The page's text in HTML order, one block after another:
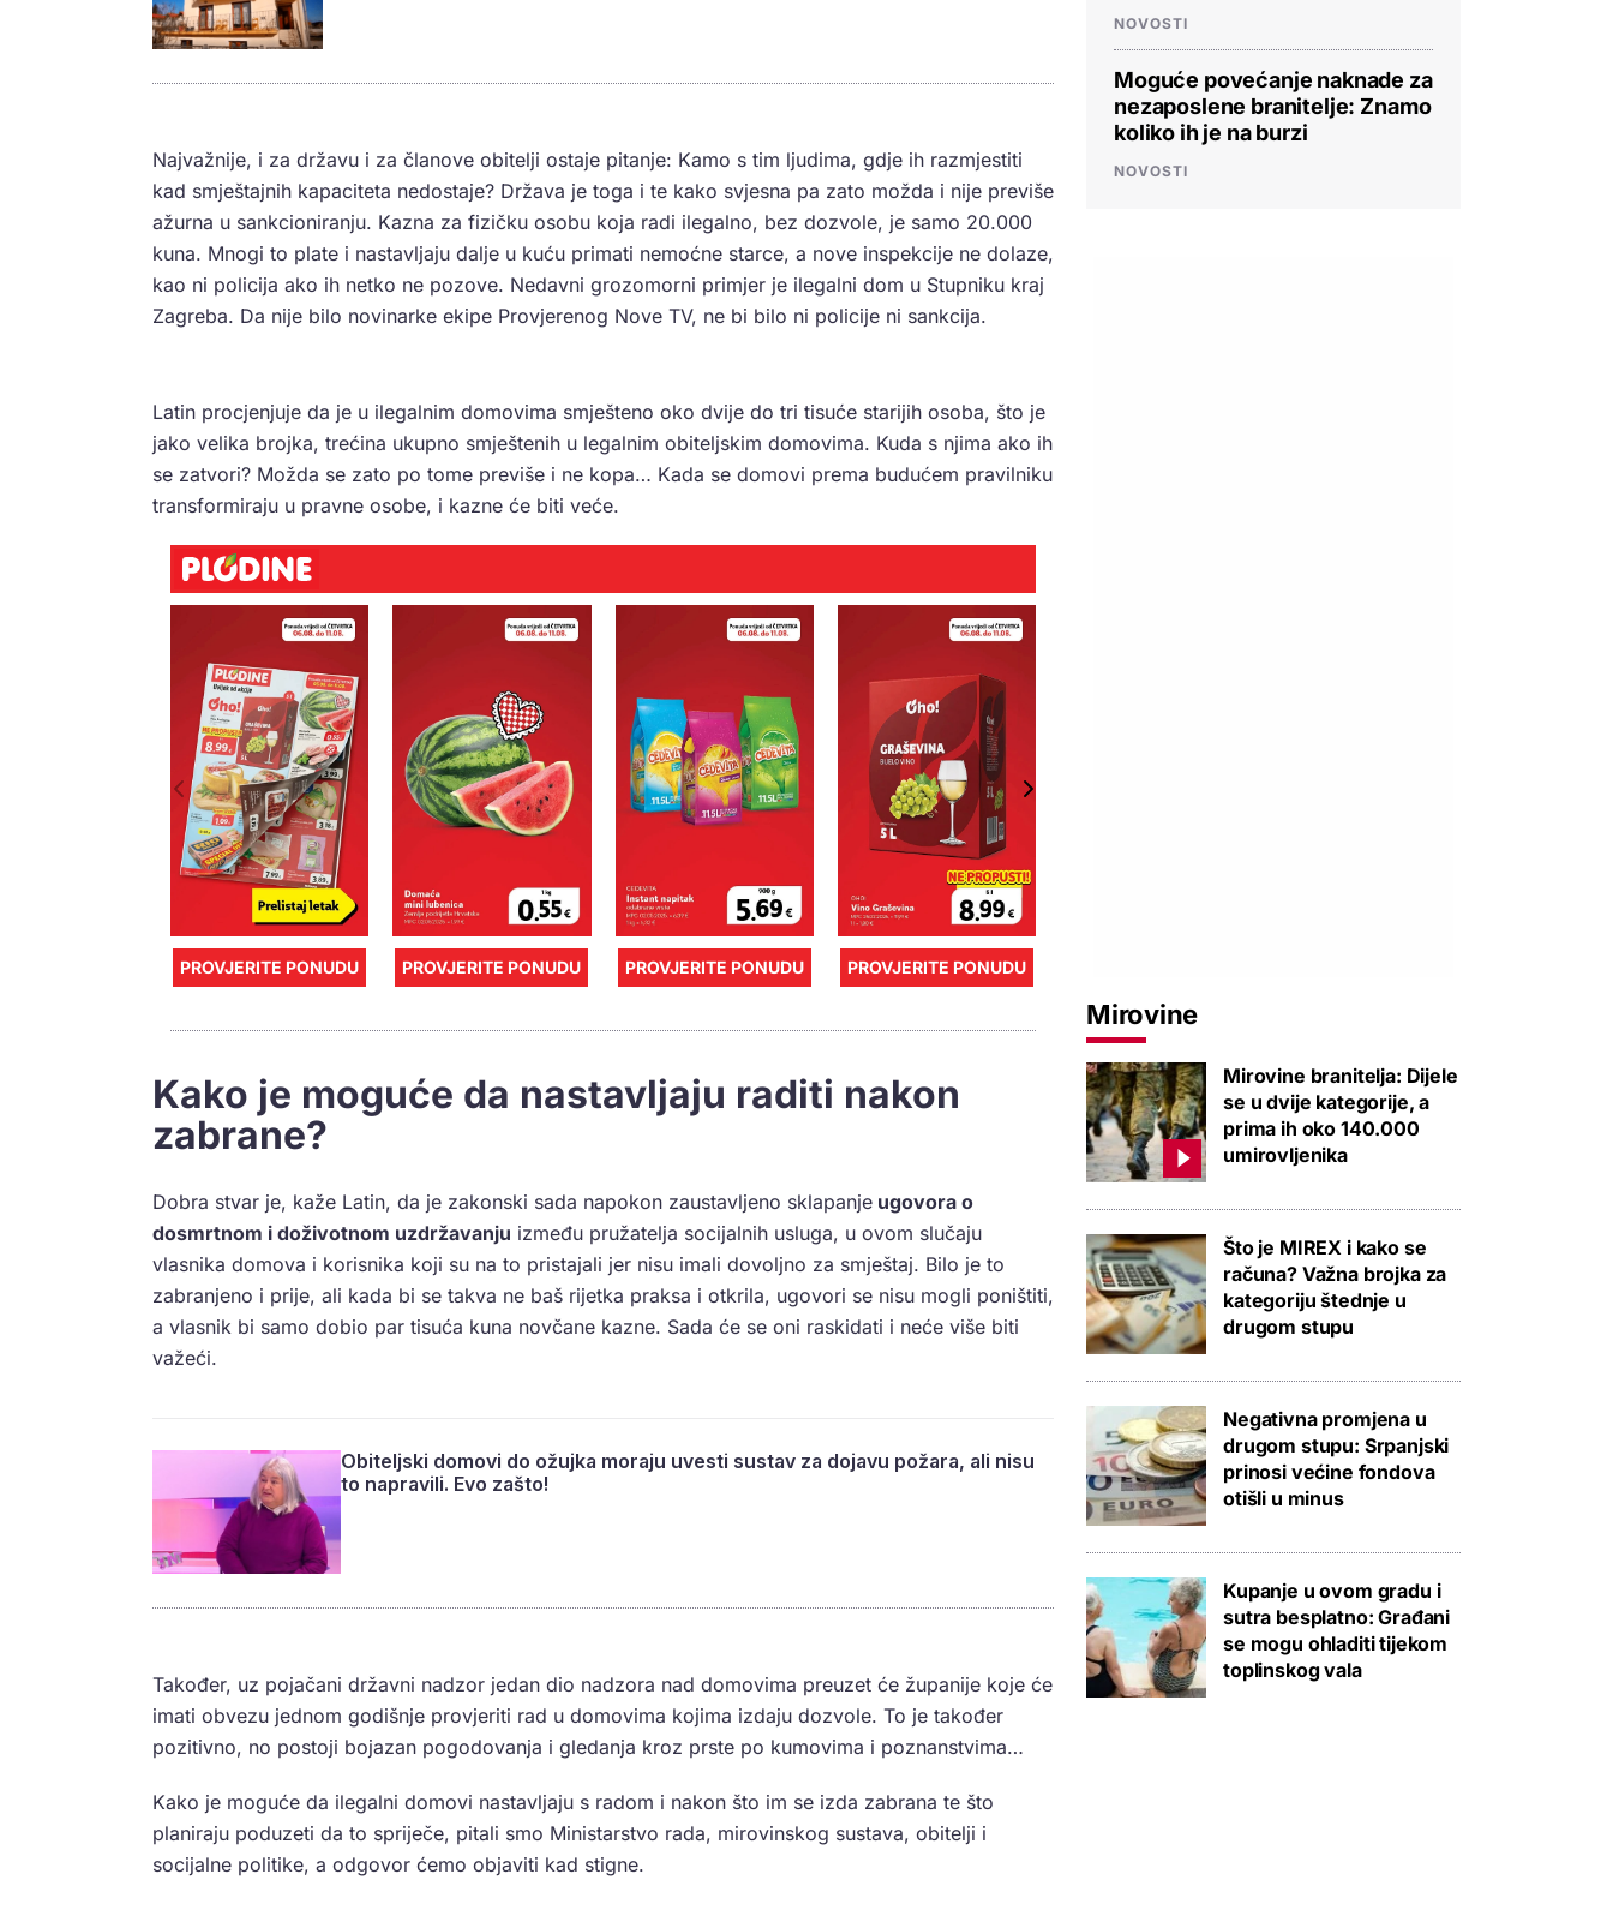
Najvažnije, i za državu i za članove obitelji ostaje pitanje: Kamo s tim ljudima, gdje ih razmjestiti
kad smještajnih kapaciteta nedostaje? Država je toga i te kako svjesna pa zato možda i nije previše
ažurna u sankcioniranju. Kazna za fizičku osobu koja radi ilegalno, bez dozvole, je samo 20.000
kuna. Mnogi to plate i nastavljaju dalje u kuću primati nemoćne starce, a nove inspekcije ne dolaze,
kao ni policija ako ih netko ne pozove. Nedavni grozomorni primjer je ilegalni dom u Stupniku kraj
Zagreba. Da nije bilo novinarke ekipe Provjerenog Nove TV, ne bi bilo ni policije ni sankcija.
Latin procjenjuje da je u ilegalnim domovima smješteno oko dvije do tri tisuće starijih osoba, što je
jako velika brojka, trećina ukupno smještenih u legalnim obiteljskim domovima. Kuda s njima ako ih
se zatvori? Možda se zato po tome previše i ne kopa… Kada se domovi prema budućem pravilniku
transformiraju u pravne osobe, i kazne će biti veće.
PROVJERITE PONUDU PROVJERITE PONUDU PROVJERITE PONUDU PROVJERITE PONUDU
Kako je moguće da nastavljaju raditi nakon
zabrane?
Dobra stvar je, kaže Latin, da je zakonski sada napokon zaustavljeno sklapanje ugovora o
dosmrtnom i doživotnom uzdržavanju između pružatelja socijalnih usluga, u ovom slučaju
vlasnika domova i korisnika koji su na to pristajali jer nisu imali dovoljno za smještaj. Bilo je to
zabranjeno i prije, ali kada bi se takva ne baš rijetka praksa i otkrila, ugovori se nisu mogli poništiti,
a vlasnik bi samo dobio par tisuća kuna novčane kazne. Sada će se oni raskidati i neće više biti
važeći.
Obiteljski domovi do ožujka moraju uvesti sustav za dojavu požara, ali nisu
to napravili. Evo zašto!
Također, uz pojačani državni nadzor jedan dio nadzora nad domovima preuzet će županije koje će
imati obvezu jednom godišnje provjeriti rad u domovima kojima izdaju dozvole. To je također
pozitivno, no postoji bojazan pogodovanja i gledanja kroz prste po kumovima i poznanstvima…
Kako je moguće da ilegalni domovi nastavljaju s radom i nakon što im se izda zabrana te što
planiraju poduzeti da to spriječe, pitali smo Ministarstvo rada, mirovinskog sustava, obitelji i
socijalne politike, a odgovor ćemo objaviti kad stigne.
NOVOSTI
Moguće povećanje naknade za
nezaposlene branitelje: Znamo
koliko ih je na burzi
NOVOSTI
Mirovine
Mirovine branitelja: Dijele
se u dvije kategorije, a
prima ih oko 140.000
umirovljenika
Što je MIREX i kako se
računa? Važna brojka za
kategoriju štednje u
drugom stupu
Negativna promjena u
drugom stupu: Srpanjski
prinosi većine fondova
otišli u minus
Kupanje u ovom gradu i
sutra besplatno: Građani
se mogu ohladiti tijekom
toplinskog vala